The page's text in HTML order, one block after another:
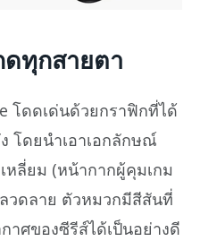
ทุกสายตา
โดดเด่นด้วยกราฟิกที่ได้
โดยนำเอาเอกลักษณ์
หลี่ยม (หน้ากากผู้คุมเกม
วดลาย ตัวหมวกมีสีสันที่
าศของซีรีส์ได้เป็นอย่างดี